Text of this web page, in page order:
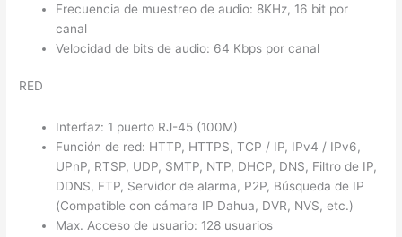
Frecuencia de muestreo de audio: 8KHz, 16 bit por
canal
Velocidad de bits de audio: 64 Kbps por canal
RED
Interfaz: 1 puerto RJ-45 (100M)
Función de red: HTTP, HTTPS, TCP / IP, IPv4 / IPv6,
UPnP, RTSP, UDP, SMTP, NTP, DHCP, DNS, Filtro de IP,
DDNS, FTP, Servidor de alarma, P2P, Búsqueda de IP
(Compatible con cámara IP Dahua, DVR, NVS, etc.)
Max. Acceso de usuario: 128 usuarios